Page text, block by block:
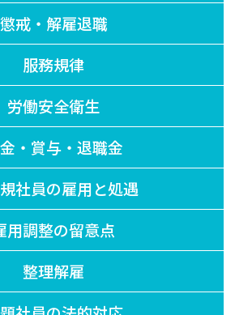
懲戒・解雇退職
服務規律
労働安全衛生
・賞与・退職金
社員の雇用と処遇
用調整の留意点
整理解雇